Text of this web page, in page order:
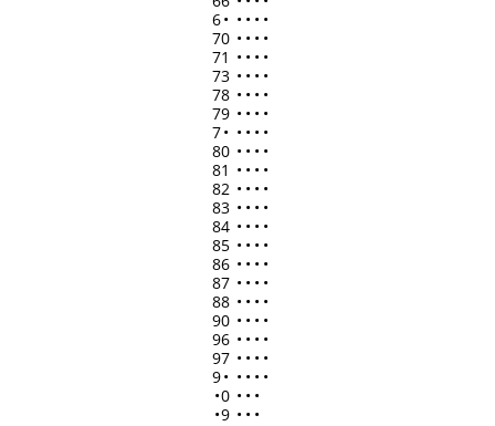
6• • • • •
70 • • • •
71 • • • •
73 • • • •
78 • • • •
79 • • • •
7• • • • •
80 • • • •
81 • • • •
82 • • • •
83 • • • •
84 • • • •
85 • • • •
86 • • • •
87 • • • •
88 • • • •
90 • • • •
96 • • • •
97 • • • •
9• • • • •
•0 • • •
•9 • • •